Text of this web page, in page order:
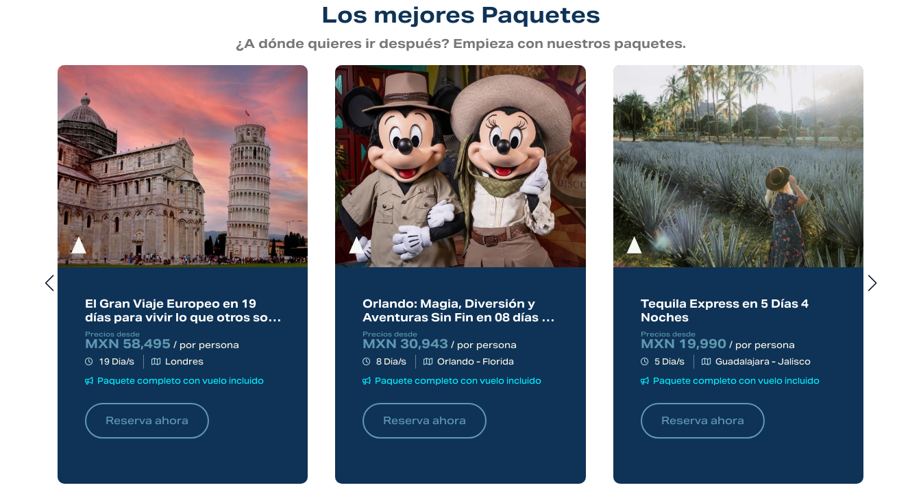
Los mejores Paquetes
¿A dónde quieres ir después? Empieza con nuestros paquetes.
El Gran Viaje Europeo en 19
días para vivir lo que otros solo
imaginan
Precios desde
MXN 58,495 / por persona
19 Dia/s
Londres
Paquete completo con vuelo incluido
Reserva ahora
Orlando: Magia, Diversión y
Aventuras Sin Fin en 08 días 7
noches
Precios desde
MXN 30,943 / por persona
8 Dia/s
Orlando - Florida
Paquete completo con vuelo incluido
Reserva ahora
Tequila Express en 5 Días 4
Noches
Precios desde
MXN 19,990/ por persona
5 Dia/s
Guadalajara - Jalisco
Paquete completo con vuelo incluido
Reserva ahora